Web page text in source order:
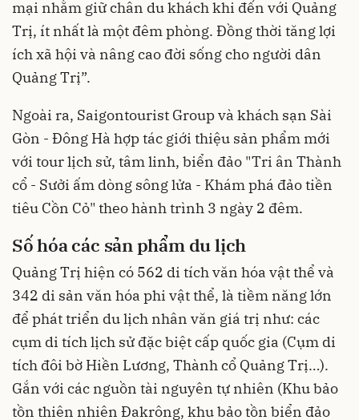
mại nhằm giữ chân du khách khi đến với Quảng
Trị, ít nhất là một đêm phòng. Đồng thời tăng lợi
ích xã hội và nâng cao đời sống cho người dân
Quảng Trị”.
Ngoài ra, Saigontourist Group và khách sạn Sài
Gòn - Đông Hà hợp tác giới thiệu sản phẩm mới
với tour lịch sử, tâm linh, biển đảo "Tri ân Thành
cổ - Sưởi ấm dòng sông lửa - Khám phá đảo tiền
tiêu Cồn Cỏ" theo hành trình 3 ngày 2 đêm.
Số hóa các sản phẩm du lịch
Quảng Trị hiện có 562 di tích văn hóa vật thể và
342 di sản văn hóa phi vật thể, là tiềm năng lớn
để phát triển du lịch nhân văn giá trị như: các
cụm di tích lịch sử đặc biệt cấp quốc gia (Cụm di
tích đôi bờ Hiền Lương, Thành cổ Quảng Trị…).
Gắn với các nguồn tài nguyên tự nhiên (Khu bảo
tồn thiên nhiên Đakrông, khu bảo tồn biển đảo